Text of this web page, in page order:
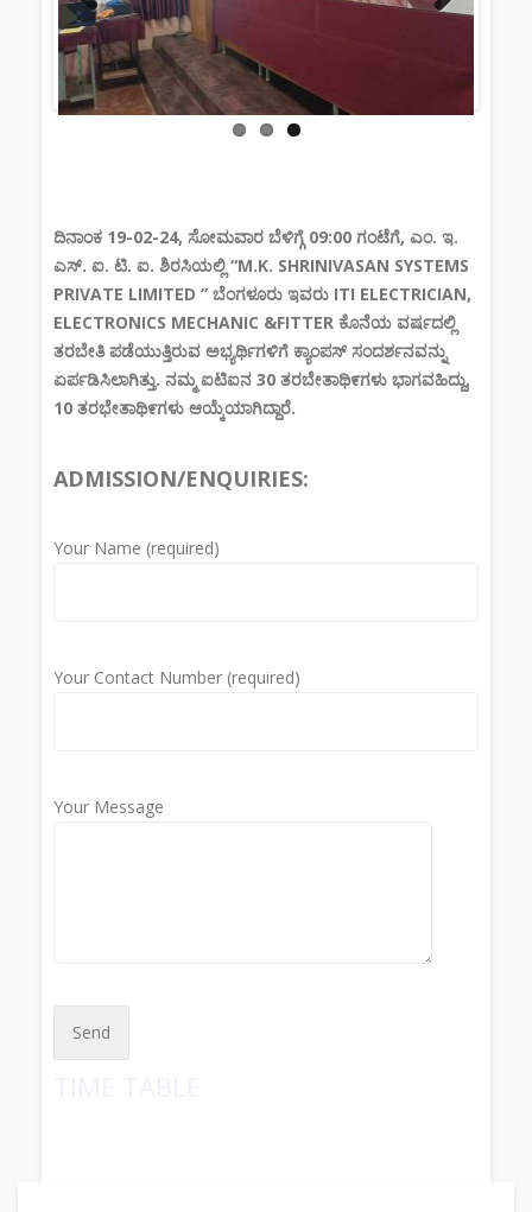
Previous
ದಿನಾಂಕ 19-02-24, ಸೋಮವಾರ ಬೆಳಿಗ್ಗೆ 09:00 ಗಂಟೆಗೆ, ಎಂ. ಇ.
ಎಸ್. ಐ. ಟಿ. ಐ. ಶಿರಸಿಯಲ್ಲಿ “M.K. SHRINIVASAN SYSTEMS
PRIVATE LIMITED ” ಬೆಂಗಳೂರು ಇವರು ITI ELECTRICIAN,
ELECTRONICS MECHANIC &FITTER ಕೊನೆಯ ವರ್ಷದಲ್ಲಿ
ತರಬೇತಿ ಪಡೆಯುತ್ತಿರುವ ಅಭ್ಯರ್ಥಿಗಳಿಗೆ ಕ್ಯಾಂಪಸ್ ಸಂದರ್ಶನವನ್ನು
ಏರ್ಪಡಿಸಿಲಾಗಿತ್ತು. ನಮ್ಮ ಐಟಿಐನ 30 ತರಬೇತಾಥಿ೯ಗಳು ಭಾಗವಹಿದ್ದು,
10 ತರಭೇತಾಥಿ೯ಗಳು ಆಯ್ಕೆಯಾಗಿದ್ದಾರೆ.
ADMISSION/ENQUIRIES:
Your Name (required)
Your Contact Number (required)
Your Message